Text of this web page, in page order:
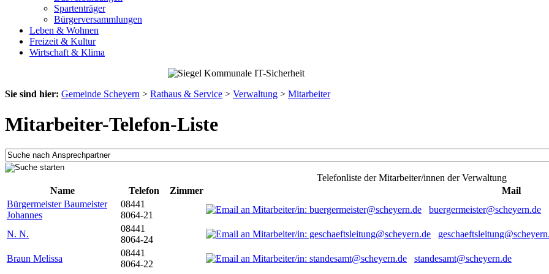
Spartenträger
Bürgerversammlungen
Leben & Wohnen
Freizeit & Kultur
Wirtschaft & Klima
Sie sind hier: Gemeinde Scheyern > Rathaus & Service > Verwaltung > Mitarbeiter
Mitarbeiter-Telefon-Liste
Telefonliste der Mitarbeiter/innen der Verwaltung
Name
Telefon Zimmer
Mail
Bürgermeister Baumeister
Johannes
08441
8064-21
buergermeister@scheyern.de
N. N.
08441
8064-24
Braun Melissa
08441
8064-22
standesamt@scheyern.de